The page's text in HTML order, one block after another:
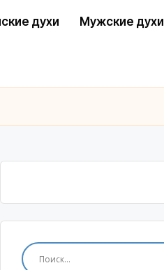
духи Мужские духи